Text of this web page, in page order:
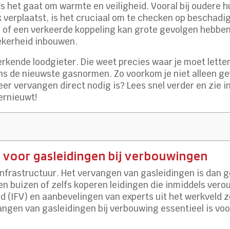
het gaat om warmte en veiligheid. Vooral bij oudere
is het cruciaal om te checken op
een verkeerde koppeling kan grote gevolgen
inbouwen.
loodgieter. Die weet precies waar je moet
de nieuwste gasnormen. Zo voorkom je niet alleen
vervangen direct nodig is? Lees snel verder en zie
gasleidingen bij verbouwingen
Het vervangen van gasleidingen is dan
buizen of zelfs koperen leidingen die inmiddels
en aanbevelingen van experts uit het werkveld
van gasleidingen bij verbouwing essentieel is